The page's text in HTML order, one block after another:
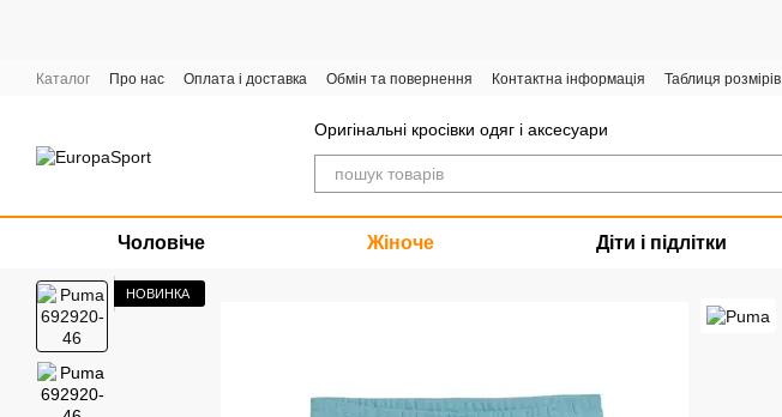
Каталог Про нас Оплата і доставка Обмін та повернення Контактна інформація Таблиця розмірів
Оригінальні кросівки одяг і аксесуари
Чоловіче Жіноче Діти і підлітки
НОВИНКА